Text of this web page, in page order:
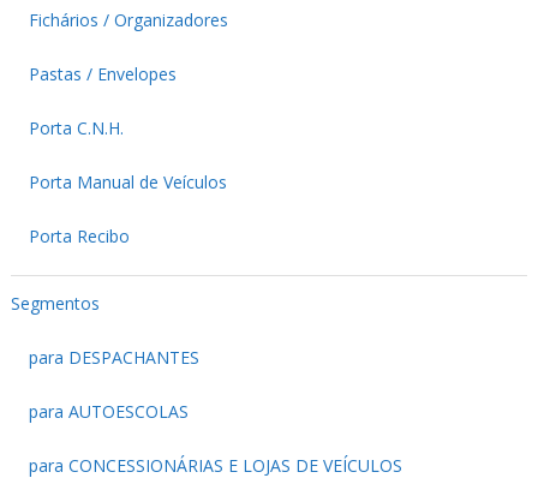
Fichários / Organizadores
Pastas / Envelopes
Porta C.N.H.
Porta Manual de Veículos
Porta Recibo
Segmentos
para DESPACHANTES
para AUTOESCOLAS
para CONCESSIONÁRIAS E LOJAS DE VEÍCULOS